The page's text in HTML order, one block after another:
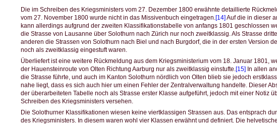
Die im Schreiben des Kriegsministers vom 27. Dezember 1800 erwähnte detaillierte
vom 27. November 1800 wurde nicht in das Missivenbuch eingetragen.[14]Auf die in dieser
kann allerdings aufgrund der zweiten Klassifikationstabelle von anfangs 1801 geschlossen
die Strasse von Lausanne über Solothurn nach Zürich nur noch zweitklassig. Als Strasse
anderen die Strassen von Solothurn nach Biel und nach Burgdorf, die in der ersten Version
noch als zweitklassig eingestuft waren.
Überliefert ist eine weitere Rückmeldung aus dem Kriegsministerium vom 18. Januar 1801,
der Hauensteinroute von Olten Richtung Aarburg nur als zweitklassig einstufte.[15]In allen
die Strasse führte, und auch im Kanton Solothurn nördlich von Olten blieb sie jedoch
nahe liegt, dass es sich auch hier um einen Fehler der Zentralverwaltung handelte. Dieser
der überarbeiteten Tabelle noch als Strasse erster Klasse aufgeführt, jedoch mit einer Notiz
Schreiben des Kriegsministers versehen.
Die Solothurner Klassifikationen wiesen keine viertklassigen Strassen aus. Das entsprach
des Kriegsministers. In diesem waren wohl vier Klassen erwähnt und definiert. Die